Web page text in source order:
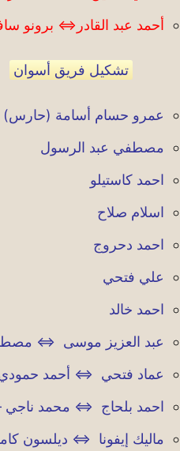
أحمد عبد القادر⇔ برونو
تشكيل فريق أسوان
عمرو حسام أسامة (حارس)
مصطفي عبد الرسول
احمد كاستيلو
اسلام صلاح
احمد دحروج
علي فتحي
احمد خالد
عبد العزيز موسى ⇔
عماد فتحي ⇔ أحمد
احمد بلحاج ⇔ محمد ناجي
ماليك إيفونا ⇔ ديلسون